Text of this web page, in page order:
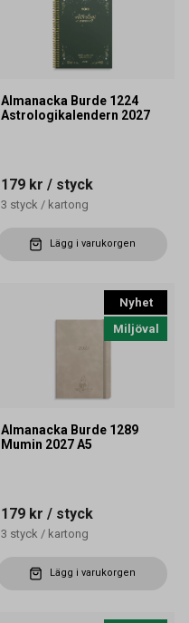
Almanacka Burde 1224
Astrologikalendern 2027
179 kr / styck
3 styck / kartong
Lägg i varukorgen
Nyhet
Miljöval
Almanacka Burde 1289
Mumin 2027 A5
179 kr / styck
3 styck / kartong
Lägg i varukorgen